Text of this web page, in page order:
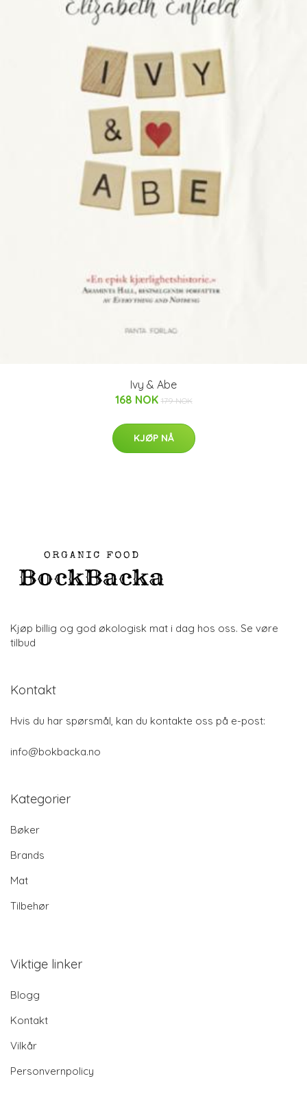
Ivy & Abe
168 NOK 179 NOK
KJØP NÅ
Kjøp billig og god økologisk mat i dag hos oss. Se vøre
tilbud
Kontakt
Hvis du har spørsmål, kan du kontakte oss på e-post:
info@bokbacka.no
Kategorier
Bøker
Brands
Mat
Tilbehør
Viktige linker
Blogg
Kontakt
Vilkår
Personvernpolicy